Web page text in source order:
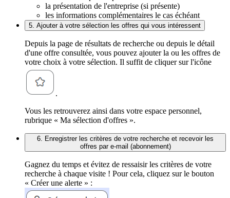
la présentation de l'entreprise (si présente)
les informations complémentaires le cas échéant
5. Ajouter à votre sélection les offres qui vous intéressent
Depuis la page de résultats de recherche ou depuis le détail
d'une offre consultée, vous pouvez ajouter la ou les offres de
votre choix à votre sélection. Il suffit de cliquer sur l'icône
.
Vous les retrouverez ainsi dans votre espace personnel,
rubrique « Ma sélection d'offres ».
6. Enregistrer les critères de votre recherche et recevoir les
offres par e-mail (abonnement)
Gagnez du temps et évitez de ressaisir les critères de votre
recherche à chaque visite ! Pour cela, cliquez sur le bouton
« Créer une alerte » :